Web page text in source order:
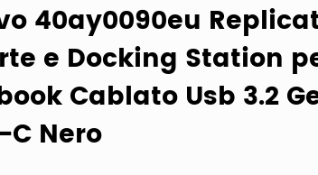
sun
40ay0090eu
e Docking Station
Cablato Usb 3.2
Nero